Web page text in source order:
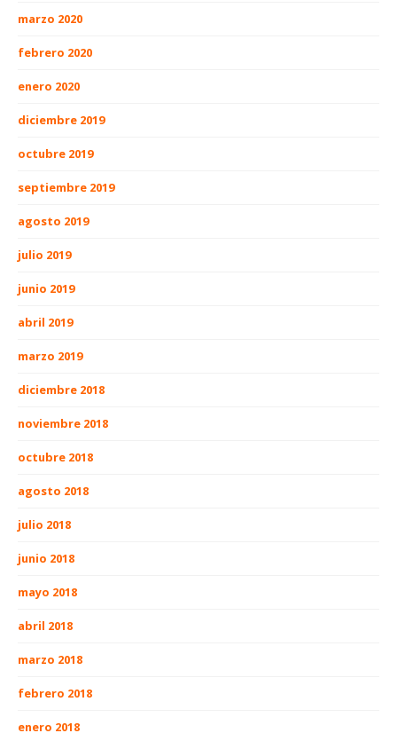
marzo 2020
febrero 2020
enero 2020
diciembre 2019
octubre 2019
septiembre 2019
agosto 2019
julio 2019
junio 2019
abril 2019
marzo 2019
diciembre 2018
noviembre 2018
octubre 2018
agosto 2018
julio 2018
junio 2018
mayo 2018
abril 2018
marzo 2018
febrero 2018
enero 2018